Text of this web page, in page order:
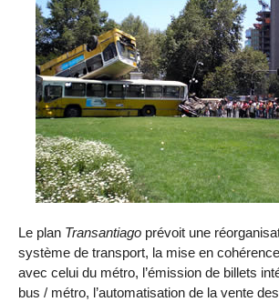
Le plan Transantiago prévoit une
système de transport, la mise en
avec celui du métro, l’émission de billets
bus / métro, l’automatisation de la vente